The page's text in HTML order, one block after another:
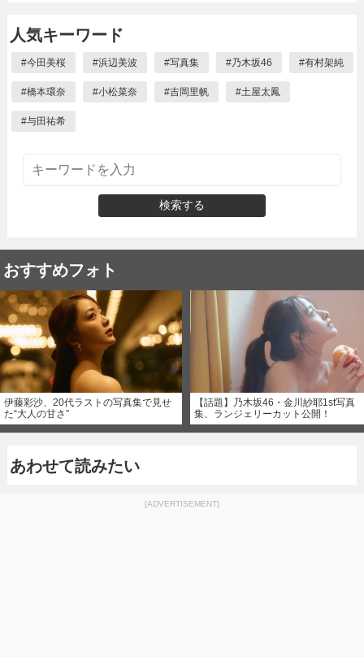
人気キーワード
#今田美桜 #浜辺美波 #写真集 #乃木坂46 #有村架純
#橋本環奈 #小松菜奈 #吉岡里帆 #土屋太鳳
#与田祐希
検索する
おすすめフォト
伊藤彩沙、20代ラストの写真集で見せ
た“大人の甘さ”
【話題】乃木坂46・金川紗耶1st写真
集、ランジェリーカット公開！
あわせて読みたい
[ADVERTISEMENT]